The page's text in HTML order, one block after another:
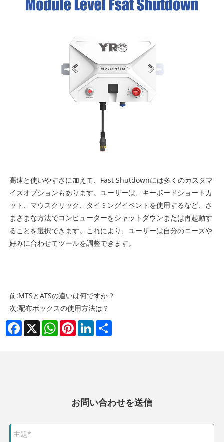
高速と使いやすさに加えて、Fast Shutdownには多くのカスタマ
イズオプションもあります。ユーザーは、キーボードショートカ
ット、マウスクリック、タイミングイベントを使用するなど、さ
まざまな方法でコンピューターをシャットダウンまたは再起動す
ることを選択できます。これにより、ユーザーは自分のニーズや
好みに合わせてツールを調整できます。
前:MTSとATSの違いは何ですか？
次:配布ボックスの使用方法は？
Facebook
X WhatsAppPinterestLinkedIn
お問い合わせを送信